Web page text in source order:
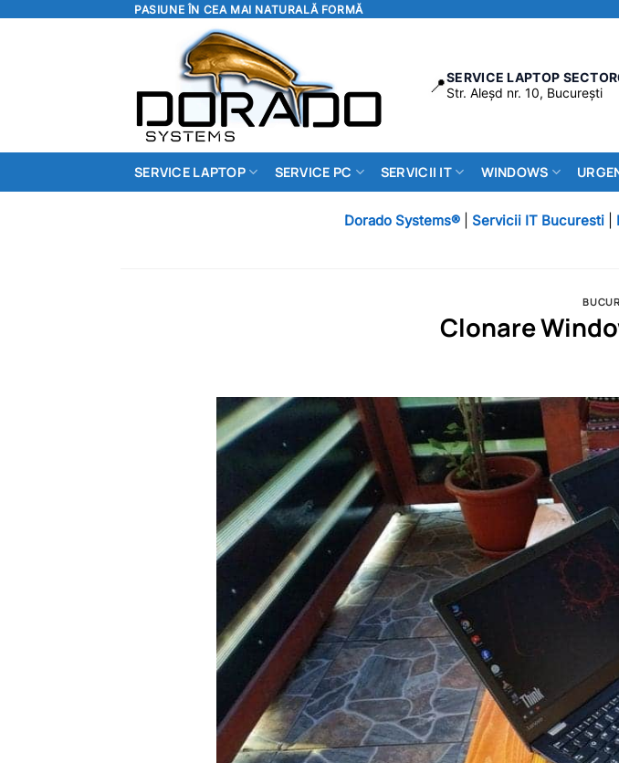
PASIUNE ÎN CEA MAI NATURALĂ FORMĂ
📍SERVICE LAPTOP
Str. Aleșd nr. 10, București
SERVICE LAPTOP SERVICE PC SERVICII IT WINDOWS
Dorado Systems® Servicii IT Bucuresti
Clonare